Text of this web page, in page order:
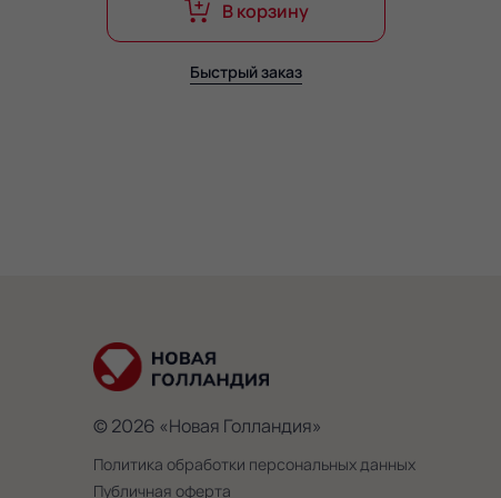
В корзину
Быстрый заказ
© 2026 «Новая Голландия»
Политика обработки персональных данных
Публичная оферта